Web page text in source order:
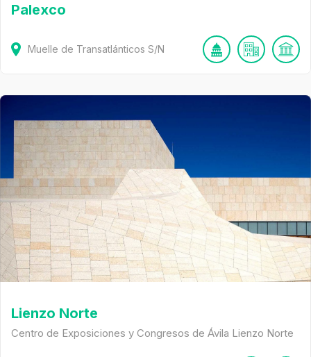
Palexco
Muelle de Transatlánticos S/N
Lienzo Norte
Centro de Exposiciones y Congresos de Ávila Lienzo Norte